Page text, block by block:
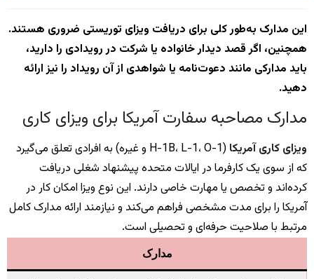
این مدارک به‌طور کلی برای دریافت ویزای توریستی ضروری هستند.
همچنین، اگر قصد دیدار خانواده یا شرکت در رویدادی را دارید،
باید مدارکی مانند دعوت‌نامه یا شواهدی از آن رویداد را نیز ارائه
دهید.
مدارک مصاحبه سفارت آمریکا برای ویزای کاری
ویزای کاری آمریکا
(H-1B، L-1، O-1 و غیره) به افرادی تعلق می‌گیرد
که از سوی یک کارفرما در ایالات متحده پیشنهاد شغلی دریافت
کرده‌اند و تخصص یا مهارت خاصی دارند. این نوع ویزا امکان کار در
آمریکا را برای مدت مشخصی فراهم می‌کند و نیازمند ارائه مدارک کامل
مرتبط با صلاحیت حرفه‌ای و تحصیلی است.
مدارک